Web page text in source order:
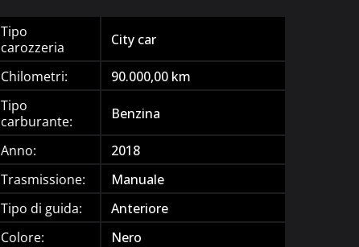
Tipo
carozzeria
City car
Chilometri: 90.000,00 km
Tipo
carburante:
Benzina
Anno:
2018
Trasmissione:
Manuale
Tipo di guida:
Anteriore
Colore:
Nero